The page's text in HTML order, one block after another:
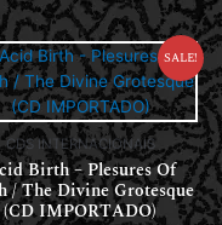
Sale!
CDS INTERNACIONAIS
Birth – Plesures Of
/ The Divine Grotesque
(CD IMPORTADO)